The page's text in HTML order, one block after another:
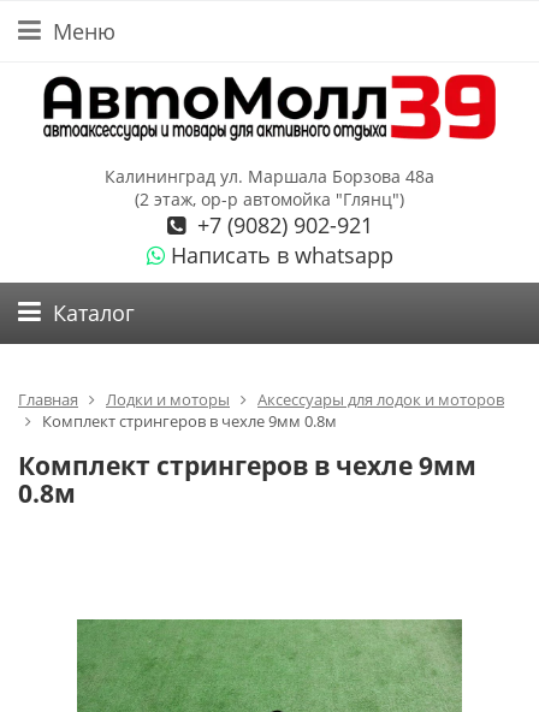
Меню
Калининград ул. Маршала Борзова 48а
(2 этаж, ор-р автомойка "Глянц")
+7 (9082) 902-921
Написать в whatsapp
Каталог
Главная Лодки и моторы
Аксессуары для лодок и моторов
Комплект стрингеров в чехле 9мм 0.8м
Комплект стрингеров в чехле 9мм
0.8м